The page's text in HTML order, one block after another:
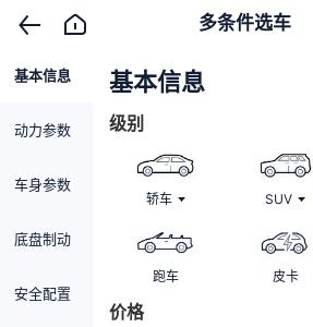
多条件选车
基本信息
动力参数
车身参数
底盘制动
安全配置
基本信息
级别
轿车 SUV
跑车 皮卡
价格